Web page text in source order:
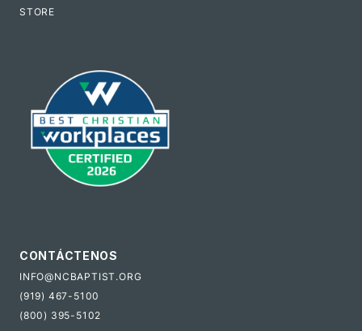
STORE
CONTÁCTENOS
INFO@NCBAPTIST.ORG
(919) 467-5100
(800) 395-5102